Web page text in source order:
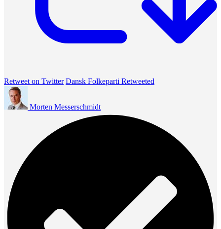
Retweet on Twitter Dansk Folkeparti Retweeted
Morten Messerschmidt